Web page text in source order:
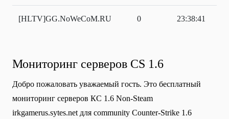
[HLTV]GG.NoWeCoM.RU 0 23:38:41
Мониторинг серверов CS 1.6
Добро пожаловать уважаемый гость. Это бесплатный
мониторинг серверов КС 1.6 Non-Steam
irkgamerus.sytes.net для community Сounter-Strike 1.6